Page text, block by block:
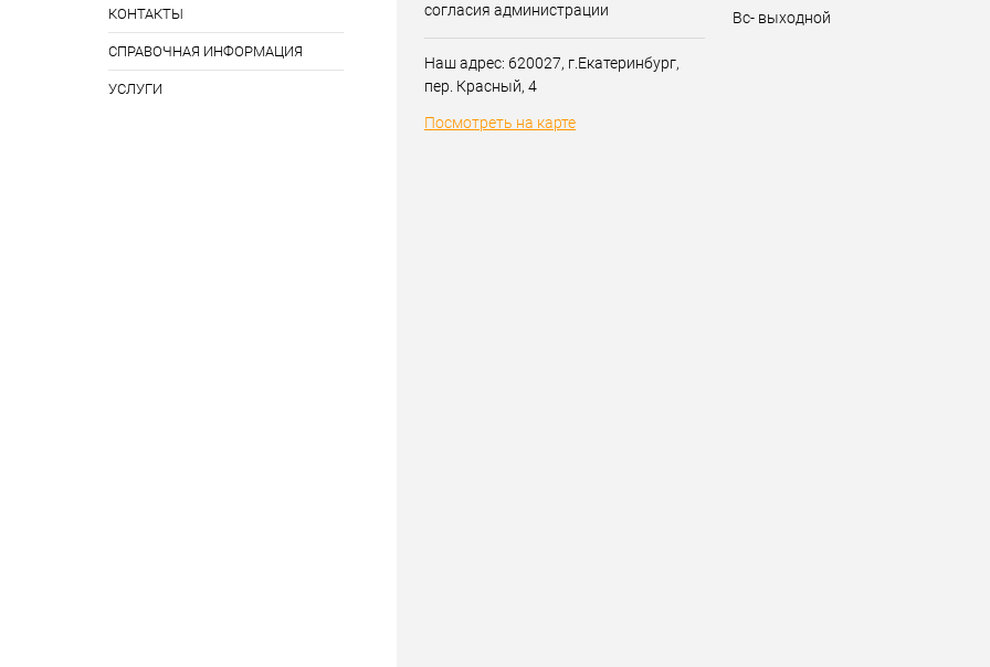
КОНТАКТЫ
СПРАВОЧНАЯ ИНФОРМАЦИЯ
УСЛУГИ
согласия администрации
Наш адрес: 620027, г.Екатеринбург,
пер. Красный, 4
Посмотреть на карте
Вс- выходной